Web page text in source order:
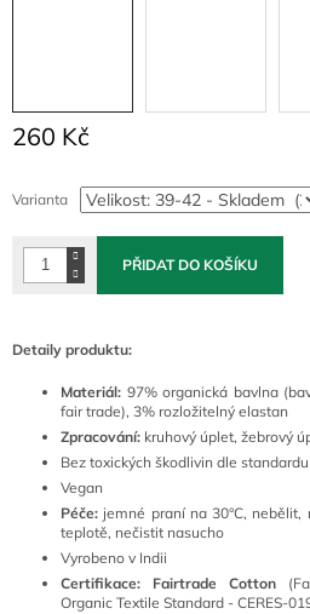
260 Kč
cena:
Varianta
PŘIDAT DO KOŠÍKU
Detaily produktu:
Materiál: 97% organická bavlna
fair trade), 3% rozložitelný elastan
Zpracování: kruhový úplet, žebrový
Bez toxických škodlivin dle standardu
Vegan
Péče: jemné praní na 30°C,
teplotě, nečistit nasucho
Vyrobeno v Indii
Certifikace: Fairtrade Cotton
Organic Textile Standard - CERES-